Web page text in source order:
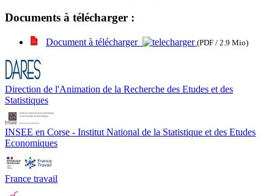
Documents à télécharger :
Document à télécharger (PDF / 2.9 Mio)
Direction de l'Animation de la Recherche des Etudes et des
Statistiques
INSEE en Corse - Institut National de la Statistique et des Etudes
Economiques
France travail